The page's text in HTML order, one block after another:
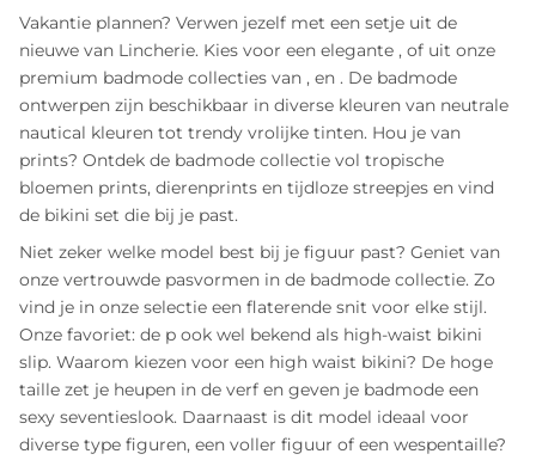
Vakantie plannen? Verwen jezelf met een setje uit de
nieuwe van Lincherie. Kies voor een elegante , of uit onze
premium badmode collecties van , en . De badmode
ontwerpen zijn beschikbaar in diverse kleuren van neutrale
nautical kleuren tot trendy vrolijke tinten. Hou je van
prints? Ontdek de badmode collectie vol tropische
bloemen prints, dierenprints en tijdloze streepjes en vind
de bikini set die bij je past.
Niet zeker welke model best bij je figuur past? Geniet van
onze vertrouwde pasvormen in de badmode collectie. Zo
vind je in onze selectie een flaterende snit voor elke stijl.
Onze favoriet: de p ook wel bekend als high-waist bikini
slip. Waarom kiezen voor een high waist bikini? De hoge
taille zet je heupen in de verf en geven je badmode een
sexy seventieslook. Daarnaast is dit model ideaal voor
diverse type figuren, een voller figuur of een wespentaille?